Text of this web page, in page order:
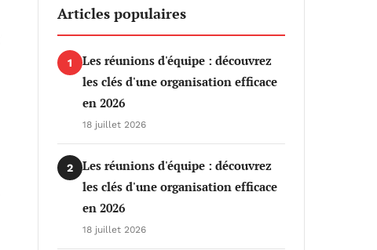
Articles populaires
1
Les réunions d'équipe : découvrez
les clés d'une organisation efficace
en 2026
18 juillet 2026
2
Les réunions d'équipe : découvrez
les clés d'une organisation efficace
en 2026
18 juillet 2026